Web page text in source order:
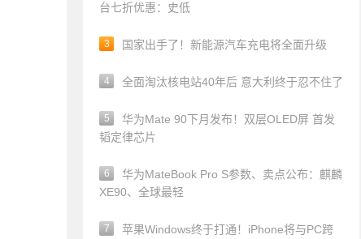
台七折优惠：史低
3 国家出手了！新能源汽车充电将全面升级
4 全面淘汰核电站40年后 意大利终于忍不住了
5
华为Mate 90下月发布！双层OLED屏 首发
韬定律芯片
6
华为MateBook Pro S参数、卖点公布：麒麟
XE90、全球最轻
7
苹果Windows终于打通！iPhone将与PC跨